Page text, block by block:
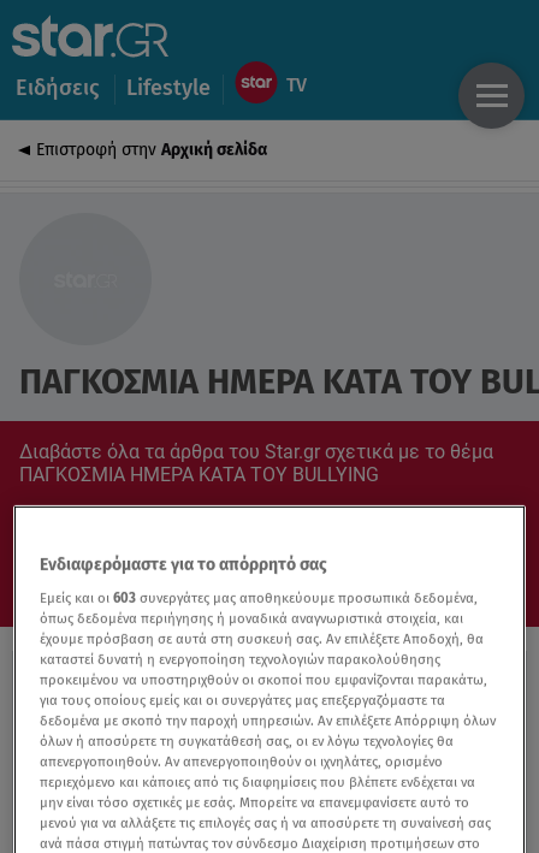
Ειδήσεις Lifestyle
Επιστροφή στην Αρχική σελίδα
ΠΑΓΚΟΣΜΙΑ ΗΜΕΡΑ ΚΑΤΑ ΤΟΥ
Διαβάστε όλα τα άρθρα του Star.gr σχετικά με το θέμα
ΠΑΓΚΟΣΜΙΑ ΗΜΕΡΑ ΚΑΤΑ ΤΟΥ BULLYING
Ενδιαφερόμαστε για το απόρρητό σας
Εμείς και οι603 συνεργάτες μας αποθηκεύουμε προσωπικά δεδομένα,
όπως δεδομένα περιήγησης ή μοναδικά αναγνωριστικά στοιχεία, και
έχουμε πρόσβαση σε αυτά στη συσκευή σας. Αν επιλέξετε Αποδοχή, θα
καταστεί δυνατή η ενεργοποίηση τεχνολογιών παρακολούθησης
προκειμένου να υποστηριχθούν οι σκοποί που εμφανίζονται παρακάτω,
για τους οποίους εμείς και οι συνεργάτες μας επεξεργαζόμαστε τα
δεδομένα με σκοπό την παροχή υπηρεσιών. Αν επιλέξετε Απόρριψη όλων
όλων ή αποσύρετε τη συγκατάθεσή σας, οι εν λόγω τεχνολογίες θα
απενεργοποιηθούν. Αν απενεργοποιηθούν οι ιχνηλάτες, ορισμένο
περιεχόμενο και κάποιες από τις διαφημίσεις που βλέπετε ενδέχεται να
μην είναι τόσο σχετικές με εσάς. Μπορείτε να επανεμφανίσετε αυτό το
μενού για να αλλάξετε τις επιλογές σας ή να αποσύρετε τη συναίνεσή σας
ανά πάσα στιγμή πατώντας τον σύνδεσμο Διαχείριση προτιμήσεων στο